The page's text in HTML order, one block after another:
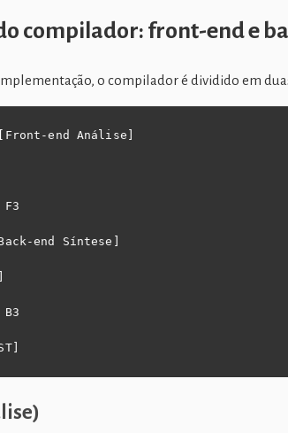
compilador: front-end e
o compilador é dividido em
end Análise]
F3
end Síntese]
B3